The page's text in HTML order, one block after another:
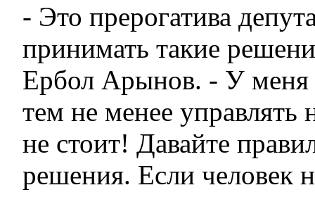
- Это прерогатива
принимать такие
Ербол Арынов. - У меня
тем не менее управлять
не стоит! Давайте
решения. Если человек